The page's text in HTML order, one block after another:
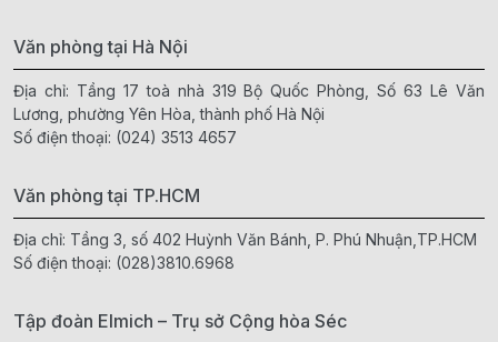
Văn phòng tại Hà Nội
Địa chỉ: Tầng 17 toà nhà 319 Bộ Quốc Phòng, Số 63 Lê Văn
Lương, phường Yên Hòa, thành phố Hà Nội
Số điện thoại: (024) 3513 4657
Văn phòng tại TP.HCM
Địa chỉ: Tầng 3, số 402 Huỳnh Văn Bánh, P. Phú Nhuận,TP.HCM
Số điện thoại: (028)3810.6968
Tập đoàn Elmich – Trụ sở Cộng hòa Séc